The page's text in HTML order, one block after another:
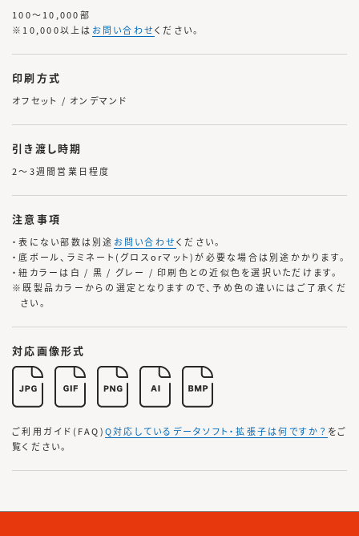
100～10,000部
※10,000以上は お問い合わせください。
印刷方式
オフセット / オンデマンド
引き渡し時期
2〜3週間営業日程度
注意事項
・表にない部数は別途 お問い合わせください。
・底ボール、ラミネート(グロスorマット)が必要な場合は別途かかります。
・紐カラーは白 / 黒 / グレー / 印刷色との近似色を選択いただけます。
※既製品カラーからの選定となりますので、予め色の違いにはご了承くだ
さい。
対応画像形式
ご利用ガイド(FAQ)Q対応しているデータソフト・拡張子は何ですか？ をご
覧ください。